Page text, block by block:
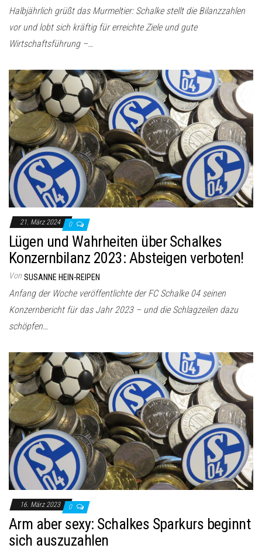
Halbjährlich grüßt das Murmeltier: Schalke stellt die Bilanzzahlen
vor und lobt sich kräftig für erreichte Ziele und gute
Wirtschaftsführung –…
21. März 2024 0
Lügen und Wahrheiten über Schalkes
Konzernbilanz 2023: Absteigen verboten!
Von SUSANNE HEIN-REIPEN
Anfang der Woche veröffentlichte der FC Schalke 04 seinen
Konzernbericht für das Jahr 2023 – und die Schlagzeilen dazu
schöpfen…
16. März 2023 0
Arm aber sexy: Schalkes Sparkurs beginnt
sich auszuzahlen